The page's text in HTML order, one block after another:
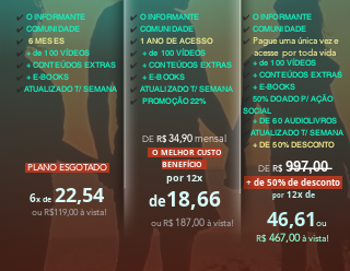
PLANO ESGOTADO
6x de 22,54
ou R$119,00 à vista!
DE R$ 34,90mensal
O MELHOR CUSTO
BENEFÍCIO
por 12x
de18,66
ou R$187,00 à vista!
DE R$ 9̶9̶7̶,̶0̶0̶
+ de 50% de desconto
por 12x de
46,61 ou
R$467,00 à vista!
✔️O INFORMANTE
✔️COMUNIDADE
✔️1 ANO DE ACESSO
✔️ + de 100 VÍDEOS
✔️ + CONTEÚDOS EXTRAS
✔️ + E-BOOKS
✔️ATUALIZADO T/ SEMANA
✔️ PROMOÇÃO 22%
✔️O INFORMANTE
✔️COMUNIDADE
✔️ Pague uma única vez e
acesse por toda vida
✔️ + de 100 VÍDEOS
+ CONTEÚDOS EXTRAS
✔️+ E-BOOKS
50% DOADO P/ AÇÃO
SOCIAL
✔️+ DE 60 AUDIOLIVROS
✔️ATUALIZADO T/ SEMANA
✔️+ DE 50% DESCONTO
✔️O INFORMANTE
✔️COMUNIDADE
✔️ 6 MESES
✔️+ de 100 VÍDEOS
✔️+ CONTEÚDOS EXTRAS
✔️ + E-BOOKS
✔️ATUALIZADO T/ SEMANA